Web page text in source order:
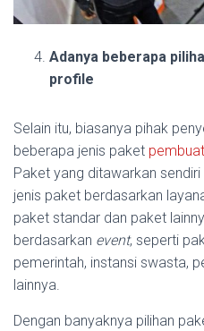
Adanya beberapa
profile
Selain itu, biasanya pihak
beberapa jenis paket
Paket yang ditawarkan
jenis paket berdasarkan
paket standar dan paket
berdasarkan event, seperti
pemerintah, instansi swasta,
lainnya.
Dengan banyaknya pilihan